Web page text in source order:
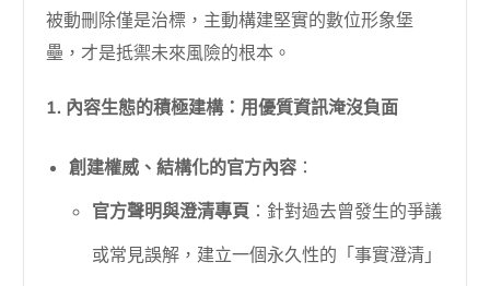
被動刪除僅是治標，主動構建堅實的數位形象堡
壘，才是抵禦未來風險的根本。
1. 內容生態的積極建構：用優質資訊淹沒負面
創建權威、結構化的官方內容 ：
官方聲明與澄清專頁：針對過去曾發生的爭議
或常見誤解，建立一個永久性的「事實澄清」